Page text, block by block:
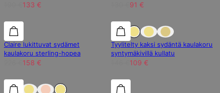
133 € 91 €
30% alennus 30% alennus
Claire lukittuvat sydämet
kaulakoru sterling-hopea
158 €
25% alennus
Tyylitelty kaksi sydäntä kaulakoru
syntymäkivillä kullatu
109 €
30% alennus 30% alennus
30% alennus